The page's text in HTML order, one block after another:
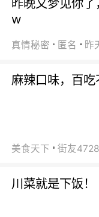
昨晚又梦见你
w
真情秘密 匿名 昨
麻辣口味，百吃
美食天下
川菜就是下饭！